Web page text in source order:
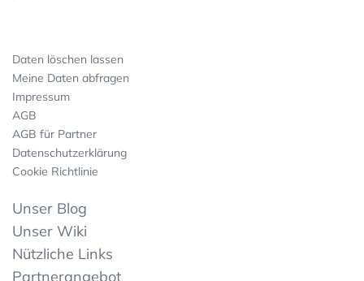
Daten löschen lassen
Meine Daten abfragen
Impressum
AGB
AGB für Partner
Datenschutzerklärung
Cookie Richtlinie
Unser Blog
Unser Wiki
Nützliche Links
Partnerangebot